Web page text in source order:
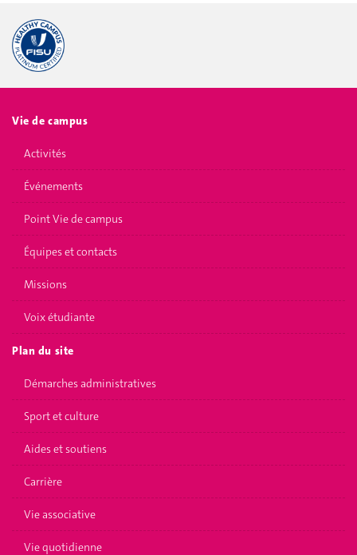
Vie de campus
Activités
Événements
Point Vie de campus
Équipes et contacts
Missions
Voix étudiante
Plan du site
Démarches administratives
Sport et culture
Aides et soutiens
Carrière
Vie associative
Vie quotidienne